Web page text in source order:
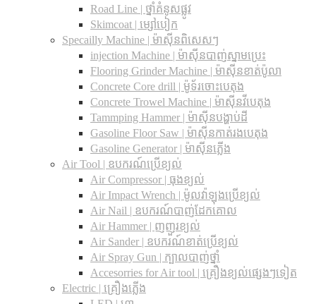
Road Line | ថ្នាំគំនូសផ្លូវ
Skimcoat | ម្សៅបៀក
Specailly Machine | ម៉ាស៊ីនពិសេសៗ
injection Machine | ម៉ាស៊ីនបាញ់ស្នាមប្រេះ
Flooring Grinder Machine | ម៉ាស៊ីនខាត់ប៉ូលា
Concrete Core drill | ម៉ូទ័រចោះបេតុង
Concrete Trowel Machine | ម៉ាស៊ីនវីបេតុង
Tammping Hammer | ម៉ាស៊ីនបង្ហាប់ដី
Gasoline Floor Saw | ម៉ាស៊ីនកាត់រងបេតុង
Gasoline Generator | ម៉ាស៊ីនភ្លើង
Air Tool | ឧបករណ៍ប្រើខ្យល់
Air Compressor | ធុងខ្យល់
Air Impact Wrench | ម៉ូលវ៉ាឡុងប្រើខ្យល់
Air Nail | ឧបករណ៍បាញ់ដែកគោល
Air Hammer | ញញួរខ្យល់
Air Sander | ឧបករណ៍ខាត់ប្រើខ្យល់
Air Spray Gun | ក្បាលបាញ់ថ្នាំ
Accesorries for Air tool | គ្រឿងខ្យល់ផ្សេងៗទៀត
Electric | គ្រឿងភ្លើង